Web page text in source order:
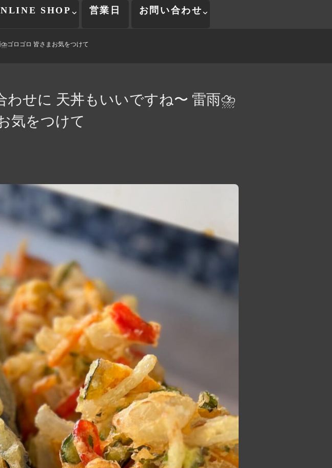
SHOP 営業日 お問い合わせ
ゴロゴロ 皆さまお気をつけて
わせに 天丼もいいですね〜 雷雨⛈️
気をつけて